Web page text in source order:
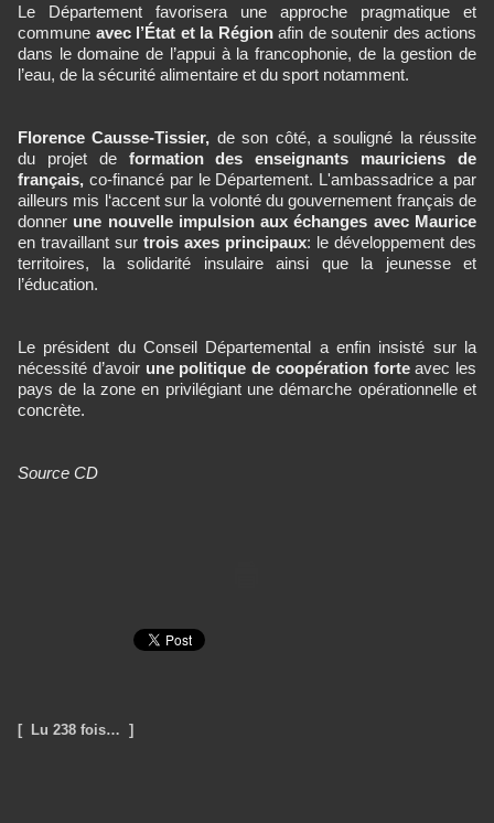
Le Département favorisera une approche pragmatique et
commune avec l’État et la Région afin de soutenir des actions
dans le domaine de l’appui à la francophonie, de la gestion de
l’eau, de la sécurité alimentaire et du sport notamment.
Florence Causse-Tissier, de son côté, a souligné la réussite
du projet de formation des enseignants mauriciens de
français, co-financé par le Département. L'ambassadrice a par
ailleurs mis l‘accent sur la volonté du gouvernement français de
donner une nouvelle impulsion aux échanges avec Maurice
en travaillant sur trois axes principaux: le développement des
territoires, la solidarité insulaire ainsi que la jeunesse et
l’éducation.
Le président du Conseil Départemental a enfin insisté sur la
nécessité d’avoir une politique de coopération forteavec les
pays de la zone en privilégiant une démarche opérationnelle et
concrète.
Source CD
[ Lu 238 fois… ]